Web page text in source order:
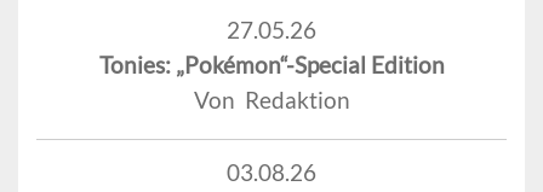
27.05.26
Tonies: „Pokémon“-Special Edition
Von Redaktion
03.08.26